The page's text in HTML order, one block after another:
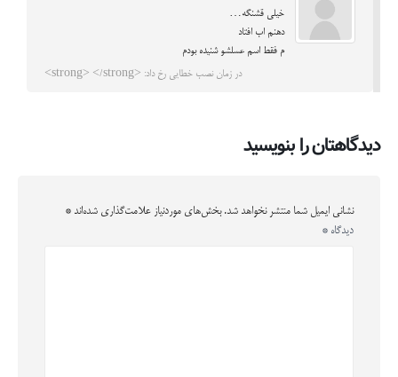
خیلی قشنگه…
دهنم اب افتاد
م فقط اسم عسلشو شنیده بودم
در زمان نصب خطایی رخ داد: <strong> </strong>
دیدگاهتان را بنویسید
نشانی ایمیل شما منتشر نخواهد شد. بخش‌های موردنیاز علامت‌گذاری شده‌اند *
دیدگاه *